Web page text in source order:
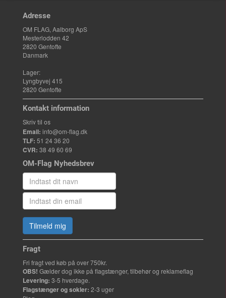
Adresse
OM FLAG, Aalborg ApS
Mesterlodden 42
2820 Gentofte
Danmark
Lager:
Lyngbyvej 415
2820 Gentofte
Kontakt information
Skriv til os
Email: info@om-flag.dk
TLF: 51 24 36 20
CVR: 38 49 60 69
OM-Flag Nyhedsbrev
Tilmeld mig
Fragt
Fri fragt ved køb på over 750kr.
OBS! Gælder dog ikke på flagstænger, tilbehør og reklameflag
Levering: 3-5 hverdage.
Flagstænger og sokler: 2-3 uger